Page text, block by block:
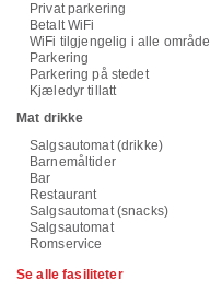
Privat parkering
Betalt WiFi
WiFi tilgjengelig i alle
Parkering
Parkering på stedet
Kjæledyr tillatt
Mat drikke
Salgsautomat (drikke)
Barnemåltider
Bar
Restaurant
Salgsautomat (snacks)
Salgsautomat
Romservice
Se alle fasiliteter